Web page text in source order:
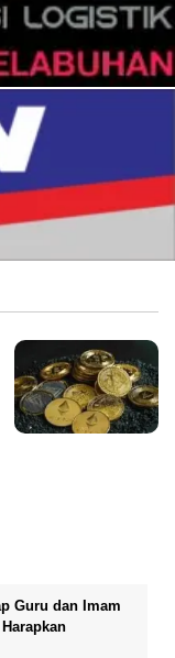
Guru dan Imam